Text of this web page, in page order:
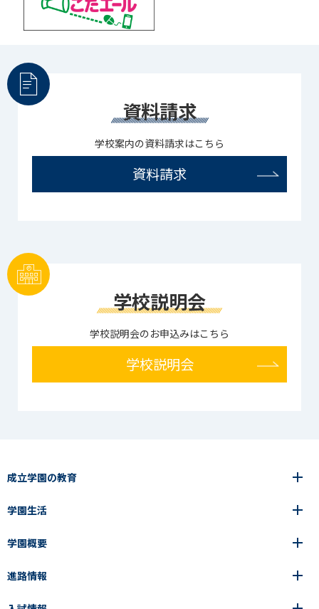
資料請求
学校案内の資料請求はこちら
資料請求
学校説明会
学校説明会のお申込みはこちら
学校説明会
成立学園の教育
6年間の一貫教育
中学校
高等学校
成立メソッド
中学校
学園生活
年間行事
施設紹介
学園概要
学園の歩み
進路情報